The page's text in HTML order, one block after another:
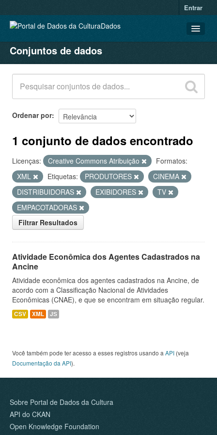
Entrar
CONJUNTOS DE DADOS
ORGANIZAÇÕES
GRUPOS
SOBRE
Conjuntos de dados
Ordenar por
1 conjunto de dados encontrado
Licenças: Creative Commons Atribuição
Formatos:
XML
Etiquetas: PRODUTORES
CINEMA
DISTRIBUIDORAS
EXIBIDORES
TV
EMPACOTADORAS
Filtrar Resultados
Atividade Econômica dos Agentes Cadastrados na
Ancine
Atividade econômica dos agentes cadastrados na Ancine, de
acordo com a Classificação Nacional de Atividades
Econômicas (CNAE), e que se encontram em situação regular.
CSV XML JS
Você também pode ter acesso a esses registros usando a API (veja
Documentação da API).
Sobre Portal de Dados da Cultura
API do CKAN
Open Knowledge Foundation